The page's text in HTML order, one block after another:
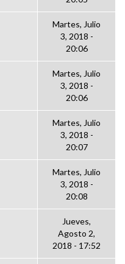
Martes, Julio
3, 2018 -
20:06
Martes, Julio
3, 2018 -
20:06
Martes, Julio
3, 2018 -
20:07
Martes, Julio
3, 2018 -
20:08
Jueves,
Agosto 2,
2018 - 17:52